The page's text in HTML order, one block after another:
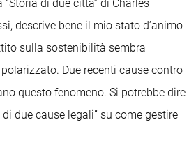
di due città” di Charles
descrive bene il mio stato d’animo
sulla sostenibilità sembra
Due recenti cause contro
questo fenomeno. Si potrebbe dire
due cause legali” su come gestire